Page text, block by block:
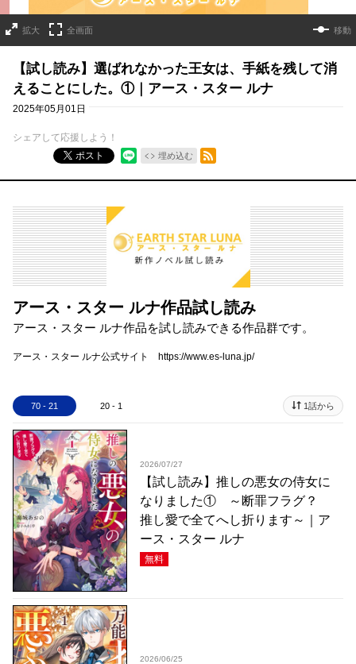
拡大 全画面 移動
【試し読み】選ばれなかった王女は、手紙を残して消
えることにした。①｜アース・スター ルナ
2025年05月01日
シェアして応援しよう！
ポスト
埋め込む
RSSフィード
アース・スター ルナ作品試し読み
アース・スター ルナ作品を試し読みできる作品群です。
アース・スター ルナ公式サイト https://www.es-luna.jp/
70 - 21 20 - 1 1話から
2026/07/27
【試し読み】推しの悪女の侍女に
なりました① ～断罪フラグ？
推し愛で全てへし折ります～｜ア
ース・スター ルナ
無料
2026/06/25